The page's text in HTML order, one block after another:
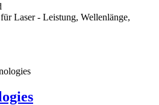
Laser - Leistung, Wellenlänge,